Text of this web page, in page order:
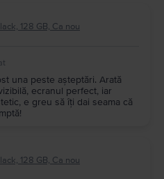
128 GB, Ca nou
una peste așteptări. Arată
ecranul perfect, iar
e greu să îți dai seama că
128 GB, Ca nou